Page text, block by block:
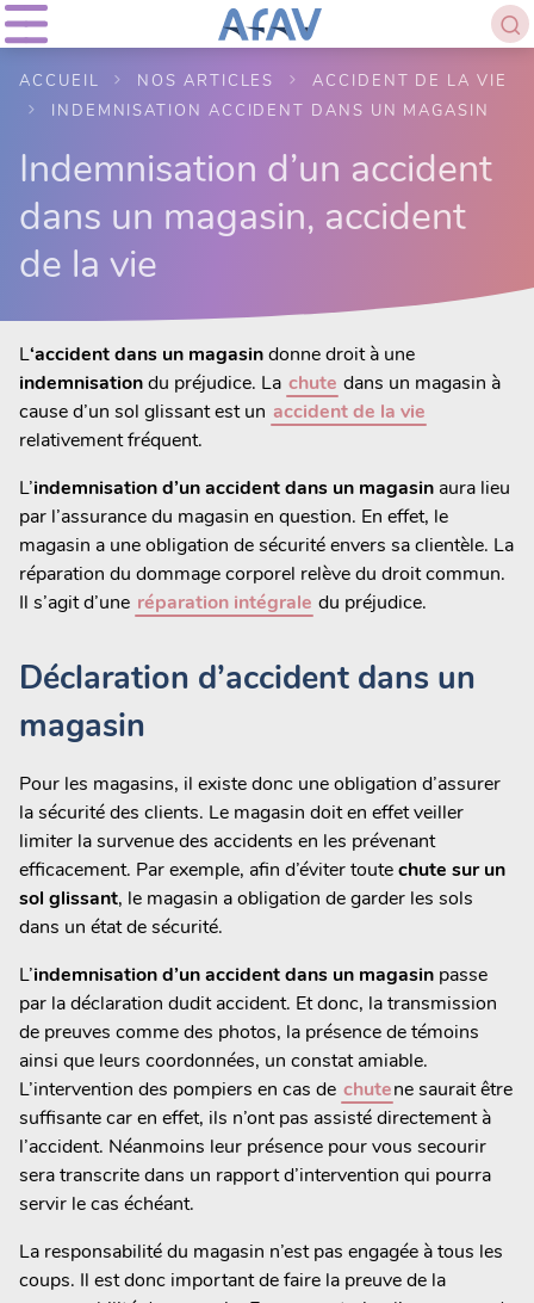
ACCUEIL NOS ARTICLES
ACCIDENT DE LA VIE
INDEMNISATION ACCIDENT DANS UN MAGASIN
Indemnisation d’un accident
dans un magasin, accident
de la vie
L‘accident dans un magasindonne droit à une
indemnisationdu préjudice. La chute dans un magasin à
cause d’un sol glissant est un accident de la vie
relativement fréquent.
L’indemnisation d’un accident dans un magasin aura lieu
par l’assurance du magasin en question. En effet, le
magasin a une obligation de sécurité envers sa clientèle. La
réparation du dommage corporel relève du droit commun.
Il s’agit d’une réparation intégrale du préjudice.
Déclaration d’accident dans un
magasin
Pour les magasins, il existe donc une obligation d’assurer
la sécurité des clients. Le magasin doit en effet veiller
limiter la survenue des accidents en les prévenant
efficacement. Par exemple, afin d’éviter toutechute sur un
sol glissant, le magasin a obligation de garder les sols
dans un état de sécurité.
L’indemnisation d’un accident dans un magasin passe
par la déclaration dudit accident. Et donc, la transmission
de preuves comme des photos, la présence de témoins
ainsi que leurs coordonnées, un constat amiable.
L’intervention des pompiers en cas de chutene saurait être
suffisante car en effet, ils n’ont pas assisté directement à
l’accident. Néanmoins leur présence pour vous secourir
sera transcrite dans un rapport d’intervention qui pourra
servir le cas échéant.
La responsabilité du magasin n’est pas engagée à tous les
coups. Il est donc important de faire la preuve de la